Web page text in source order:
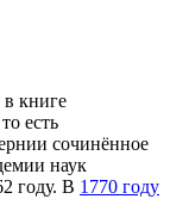
книге
есть
сочинённое
наук
году. В 1770 году